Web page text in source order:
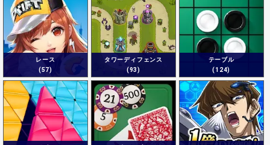
レース
(57)
タワーディフェンス
(93)
テーブル
(124)